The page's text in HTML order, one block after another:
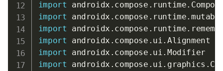
import androidx . compose . runtime.
import androidx . compose . runtime.
import androidx . compose . runtime.
import androidx . compose . ui.
import androidx . compose . ui.
import androidx . compose . ui. graphics .